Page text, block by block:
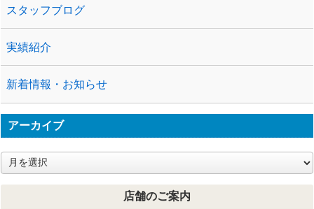
スタッフブログ
実績紹介
新着情報・お知らせ
アーカイブ
ア
ー
カ
店舗のご案内